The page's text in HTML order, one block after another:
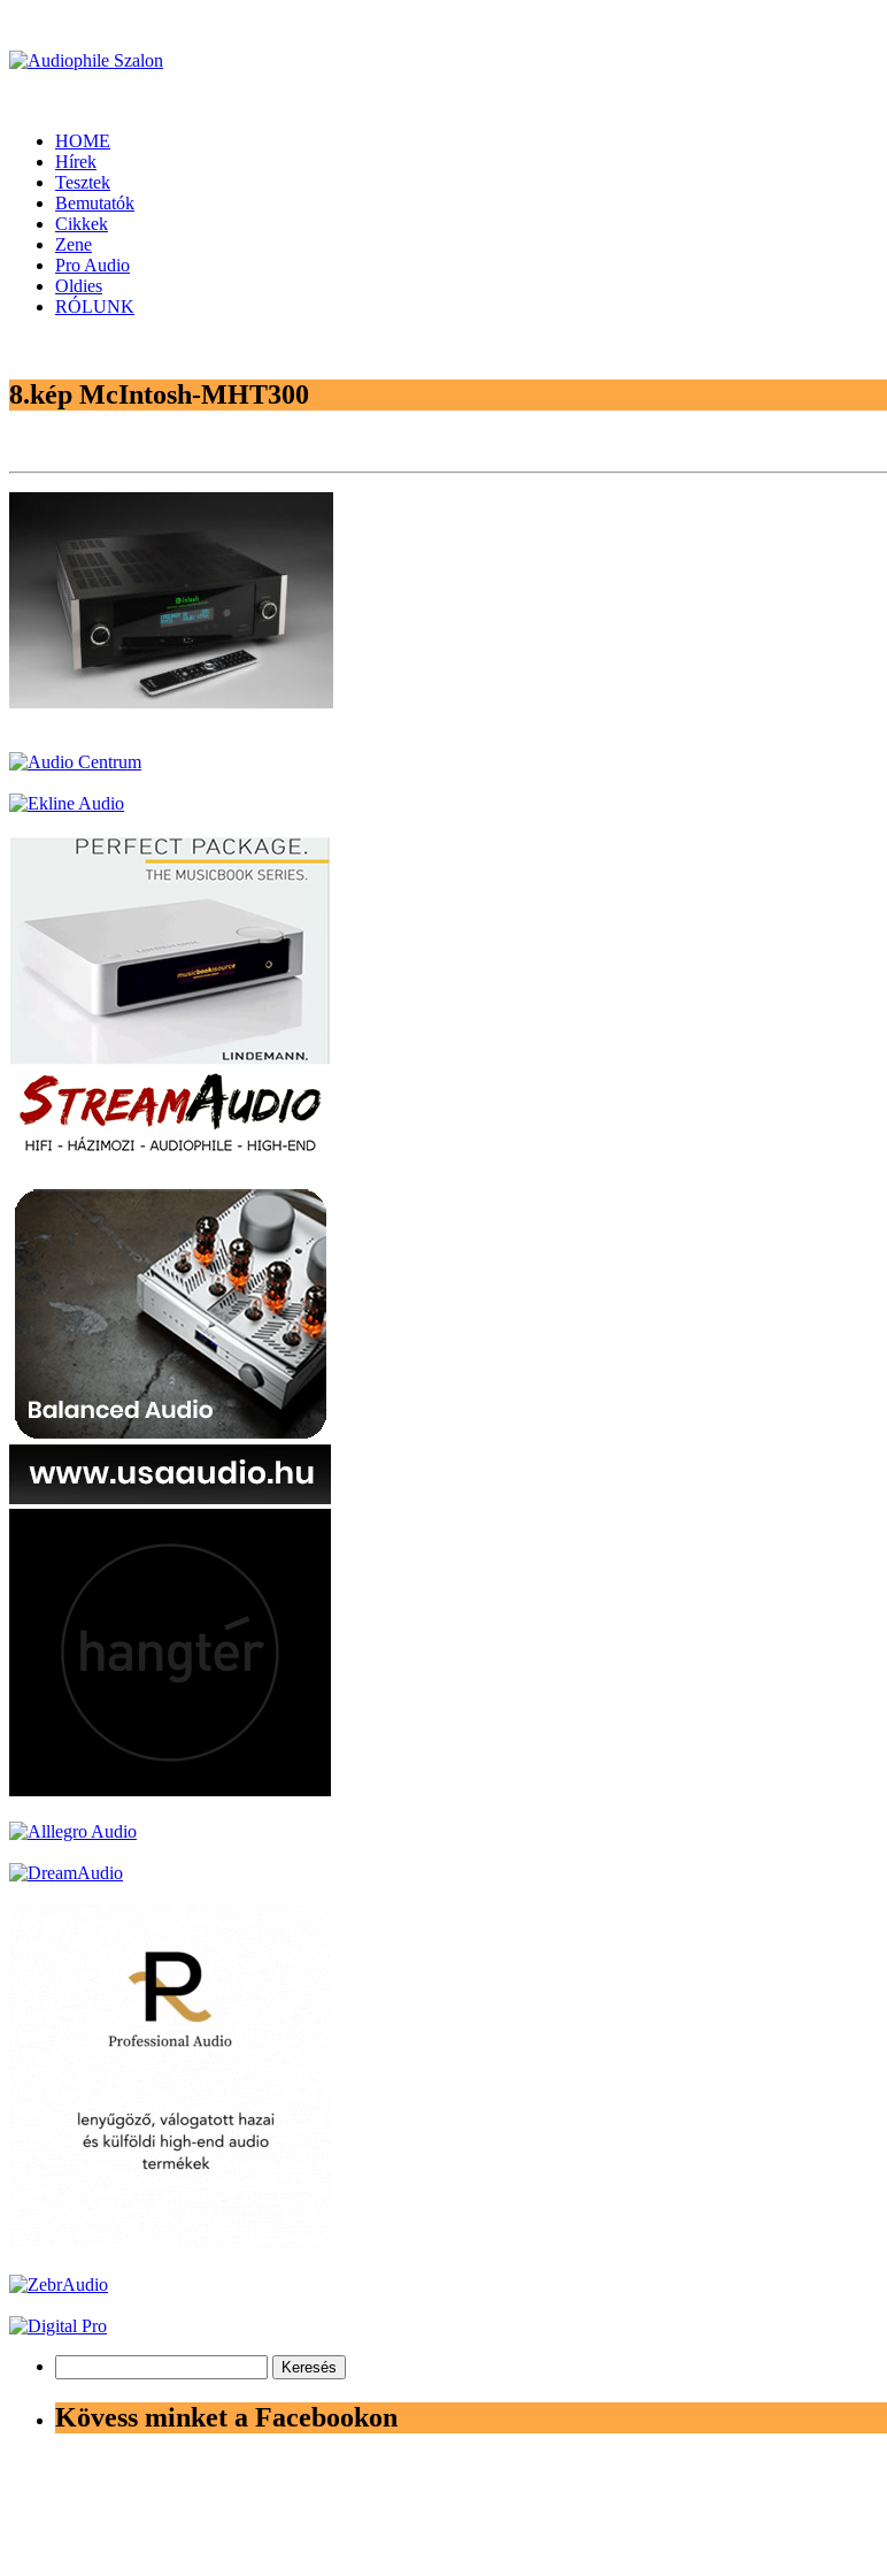
HOME
Hírek
Tesztek
Bemutatók
Cikkek
Zene
Pro Audio
Oldies
RÓLUNK
8.kép McIntosh-MHT300
Kövess minket a Facebookon